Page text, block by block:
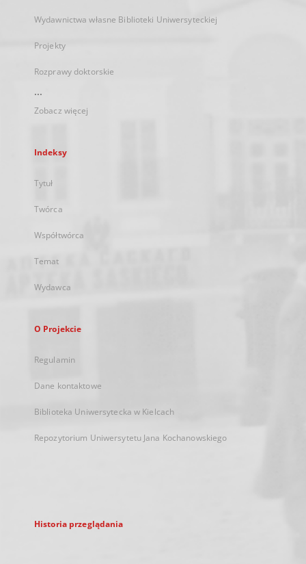
Wydawnictwa własne Biblioteki Uniwersyteckiej
Projekty
Rozprawy doktorskie
...
Zobacz więcej
Indeksy
Tytuł
Twórca
Współtwórca
Temat
Wydawca
O Projekcie
Regulamin
Dane kontaktowe
Biblioteka Uniwersytecka w Kielcach
Repozytorium Uniwersytetu Jana Kochanowskiego
Historia przeglądania